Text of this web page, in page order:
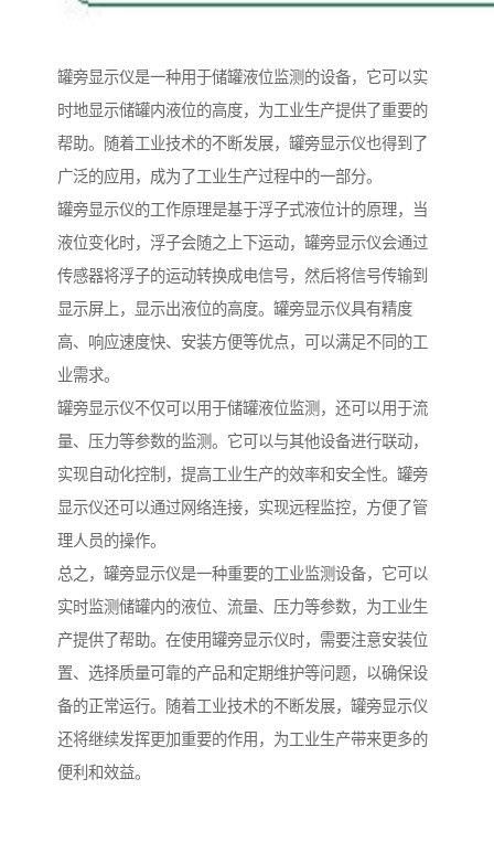
罐旁显示仪是一种用于储罐液位监测的设备，它可以实
时地显示储罐内液位的高度，为工业生产提供了重要的
帮助。随着工业技术的不断发展，罐旁显示仪也得到了
广泛的应用，成为了工业生产过程中的一部分。
罐旁显示仪的工作原理是基于浮子式液位计的原理，当
液位变化时，浮子会随之上下运动，罐旁显示仪会通过
传感器将浮子的运动转换成电信号，然后将信号传输到
显示屏上，显示出液位的高度。罐旁显示仪具有精度
高、响应速度快、安装方便等优点，可以满足不同的工
业需求。
罐旁显示仪不仅可以用于储罐液位监测，还可以用于流
量、压力等参数的监测。它可以与其他设备进行联动，
实现自动化控制，提高工业生产的效率和安全性。罐旁
显示仪还可以通过网络连接，实现远程监控，方便了管
理人员的操作。
总之，罐旁显示仪是一种重要的工业监测设备，它可以
实时监测储罐内的液位、流量、压力等参数，为工业生
产提供了帮助。在使用罐旁显示仪时，需要注意安装位
置、选择质量可靠的产品和定期维护等问题，以确保设
备的正常运行。随着工业技术的不断发展，罐旁显示仪
还将继续发挥更加重要的作用，为工业生产带来更多的
便利和效益。